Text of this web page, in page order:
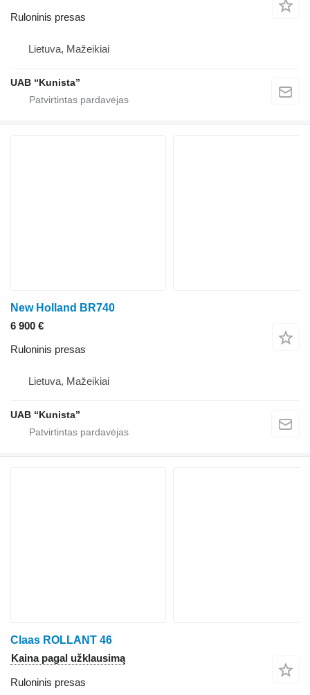
Ruloninis presas
Lietuva, Mažeikiai
UAB “Kunista”
New Holland BR740
6 900 €
Ruloninis presas
Lietuva, Mažeikiai
UAB “Kunista”
Claas ROLLANT 46
Kaina pagal užklausimą
Ruloninis presas